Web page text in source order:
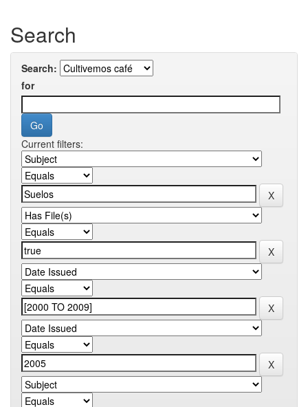
Search
Search:
for
Current filters: